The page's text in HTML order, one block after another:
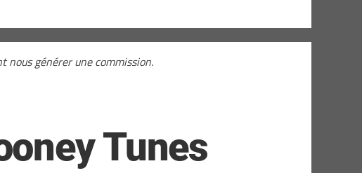
nous générer une commission.
Tunes